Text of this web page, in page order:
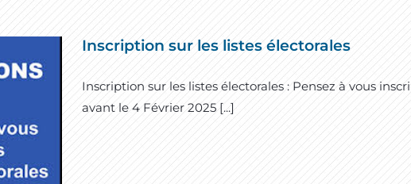
Inscription sur les listes électorales
Inscription sur les listes électorales : Pensez à vous
avant le 4 Février 2025 [...]